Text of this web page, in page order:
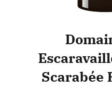
Scarabée